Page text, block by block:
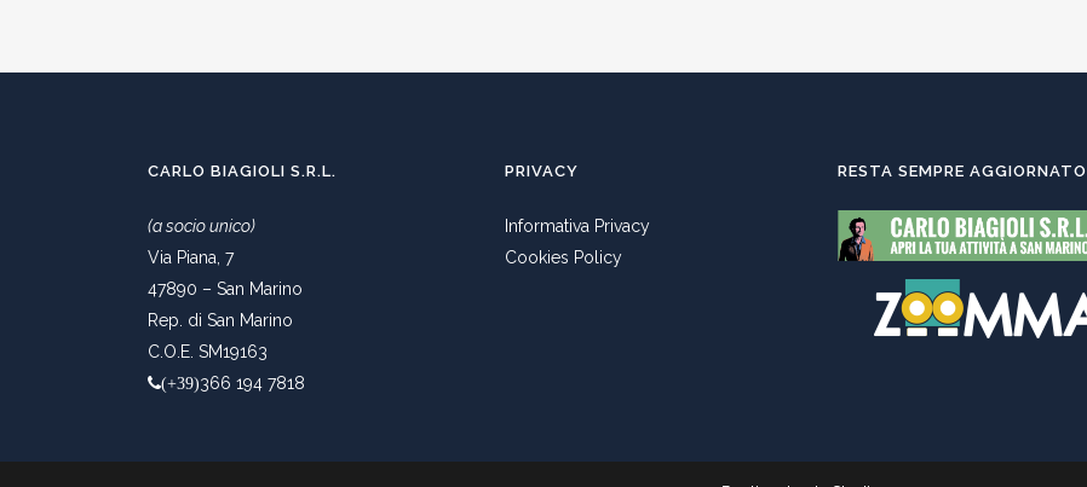
CARLO BIAGIOLI S.R.L.
(a socio unico)
Via Piana, 7
47890 – San Marino
Rep. di San Marino
C.O.E. SM19163
(+39)366 194 7818
PRIVACY
Informativa Privacy
Cookies Policy
RESTA SEMPRE AGGIORNATO